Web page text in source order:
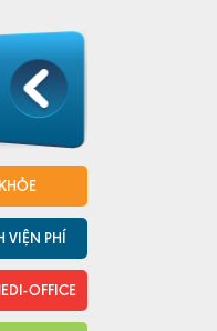
VIỆN PHÍ
OFFICE